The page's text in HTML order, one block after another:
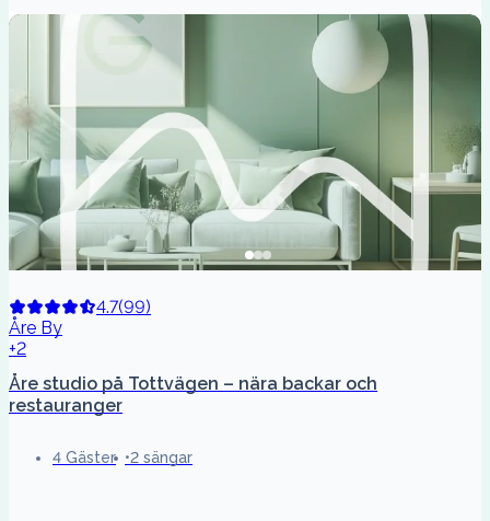
4.7(99)
Åre By
+2
Åre studio på Tottvägen – nära backar och
restauranger
4 Gäster 2 sängar